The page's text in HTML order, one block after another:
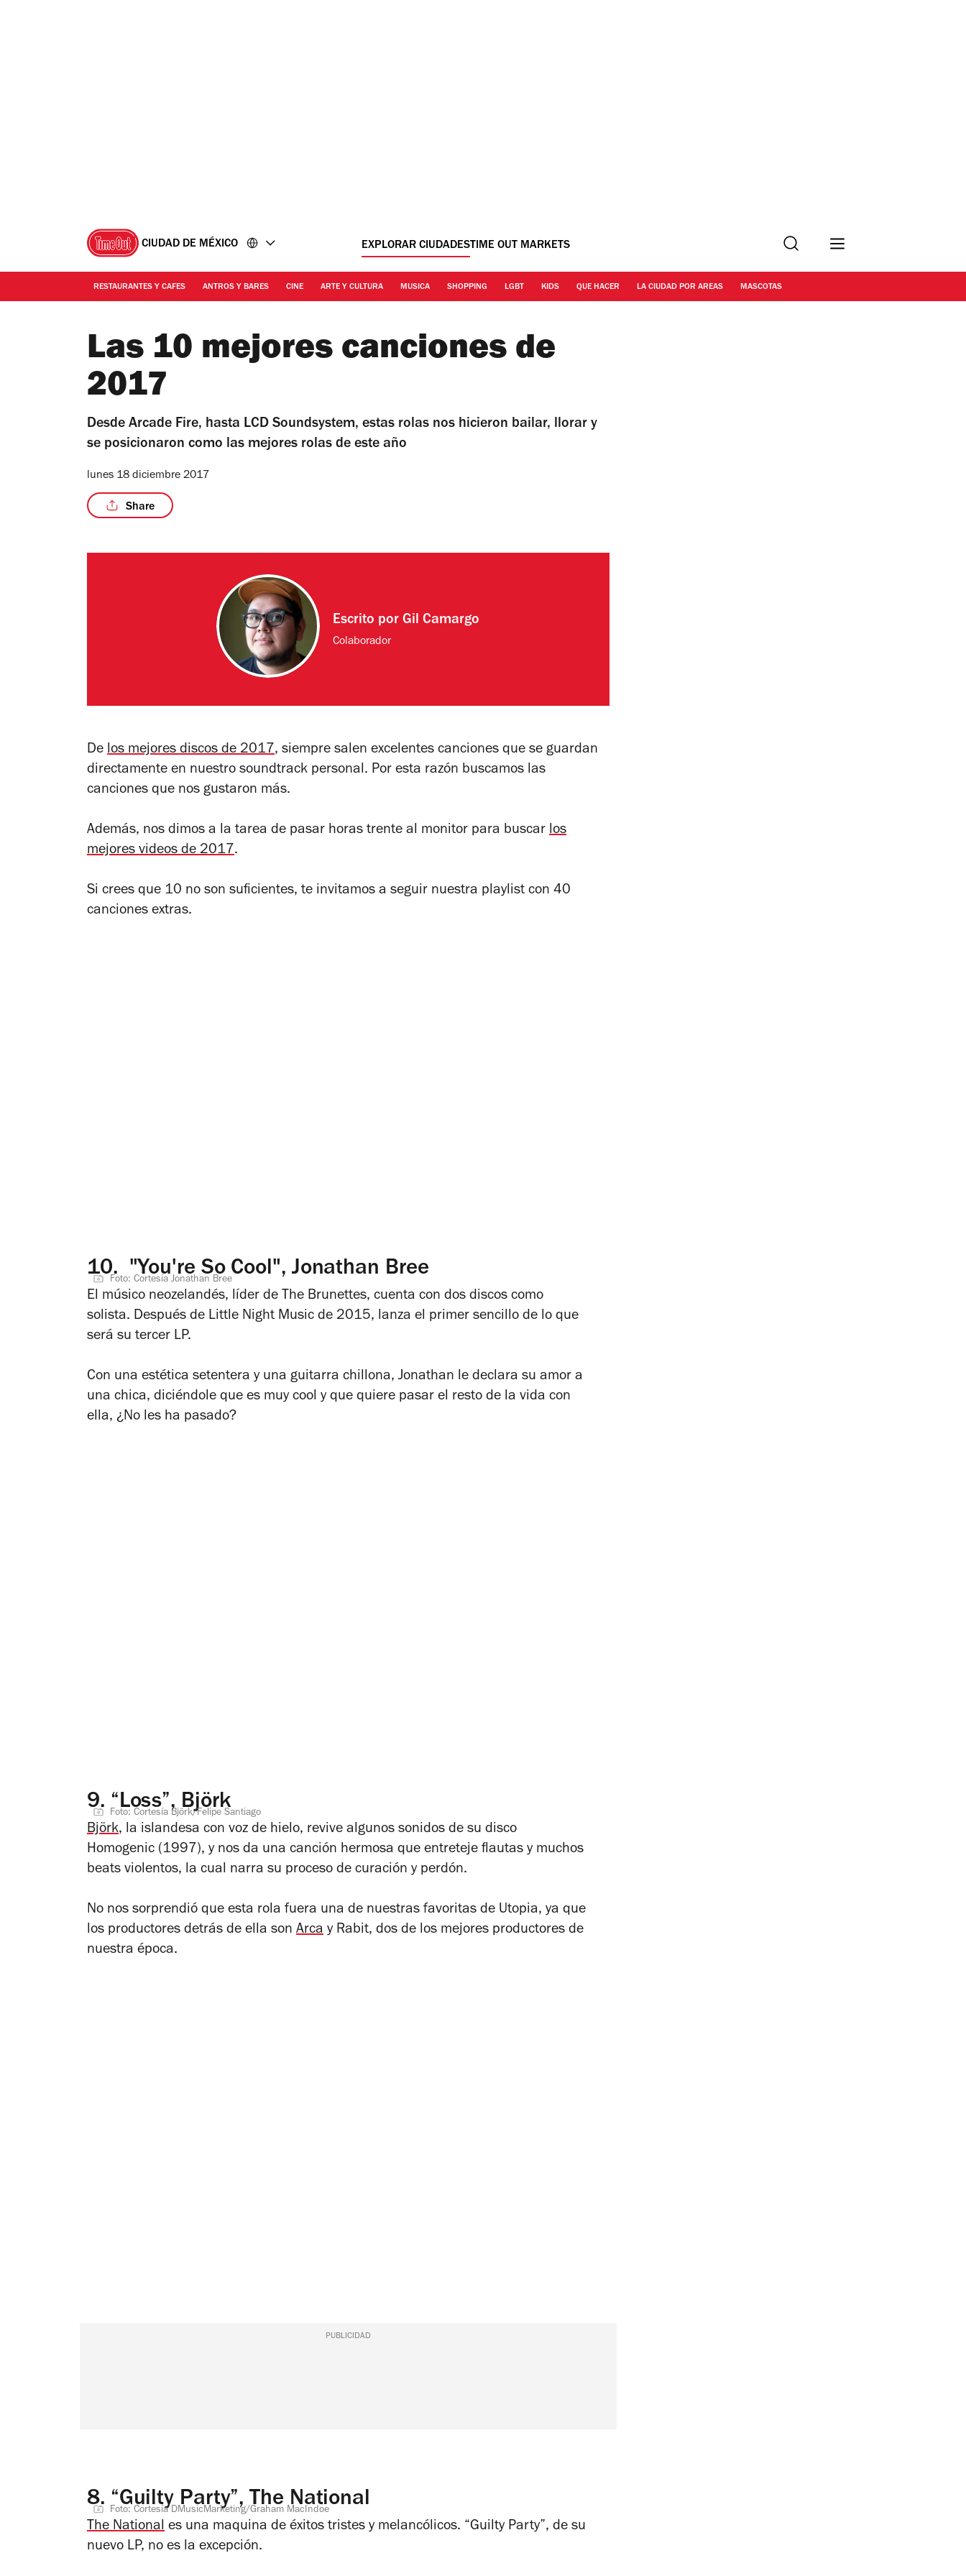
CIUDAD DE MÉXICO EXPLORAR CIUDADESTIME OUT MARKETS Buscar
RESTAURANTES Y CAFES ANTROS Y BARES CINE ARTE Y CULTURA MUSICA SHOPPING LGBT KIDS QUE HACER LA CIUDAD POR AREAS MASCOTAS
Las 10 mejores canciones de
2017
Desde Arcade Fire, hasta LCD Soundsystem, estas rolas nos hicieron bailar, llorar y
se posicionaron como las mejores rolas de este año
lunes 18 diciembre 2017
Share
Escrito porGil Camargo
Colaborador
De los mejores discos de 2017, siempre salen excelentes canciones que se guardan
directamente en nuestro soundtrack personal. Por esta razón buscamos las
canciones que nos gustaron más.
Además, nos dimos a la tarea de pasar horas trente al monitor para buscar los
mejores videos de 2017.
Si crees que 10 no son suficientes, te invitamos a seguir nuestra playlist con 40
canciones extras.
10."You're So Cool", Jonathan Bree
Foto: Cortesía Jonathan Bree
El músico neozelandés, líder de The Brunettes, cuenta con dos discos como
solista. Después de Little Night Music de 2015, lanza el primer sencillo de lo que
será su tercer LP.
Con una estética setentera y una guitarra chillona, Jonathan le declara su amor a
una chica, diciéndole que es muy cool y que quiere pasar el resto de la vida con
ella, ¿No les ha pasado?
9. “Loss”, Björk
Foto: Cortesía Björk/Felipe Santiago
Björk, la islandesa con voz de hielo, revive algunos sonidos de su disco
Homogenic (1997), y nos da una canción hermosa que entreteje flautas y muchos
beats violentos, la cual narra su proceso de curación y perdón.
No nos sorprendió que esta rola fuera una de nuestras favoritas de Utopia, ya que
los productores detrás de ella son Arca y Rabit, dos de los mejores productores de
nuestra época.
PUBLICIDAD
8. “Guilty Party”, The National
Foto: Cortesía DMusicMarketing/Graham MacIndoe
The National es una maquina de éxitos tristes y melancólicos. “Guilty Party”, de su
nuevo LP, no es la excepción.